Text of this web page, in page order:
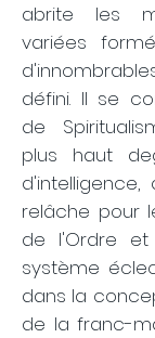
abrite les
variées
défini. Il se
de
plus haut
d'intelligence,
relâche pour
de l'Ordre et
système
dans la
de la franc-